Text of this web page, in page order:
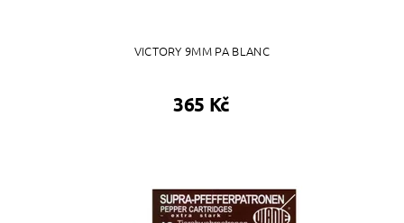
VICTORY 9MM PA BLANC
365 Kč